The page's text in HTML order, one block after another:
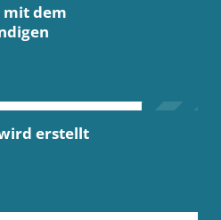
dem
erstellt